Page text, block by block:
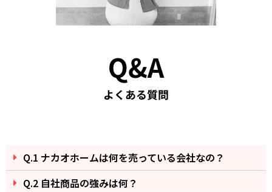
Q.1 ナカオホームは何を売っている会社なの？
Q.2 自社商品の強みは何？